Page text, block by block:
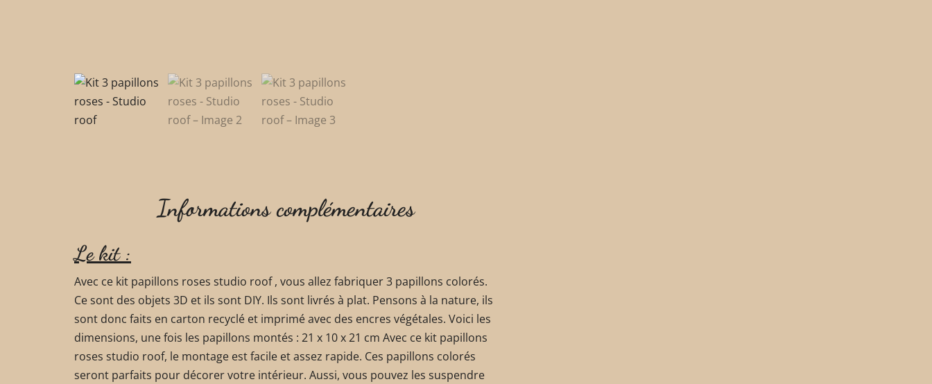
Informations complémentaires
Le kit :
Avec ce kit papillons roses studio roof , vous allez fabriquer 3 papillons colorés.
Ce sont des objets 3D et ils sont DIY. Ils sont livrés à plat. Pensons à la nature, ils
sont donc faits en carton recyclé et imprimé avec des encres végétales. Voici les
dimensions, une fois les papillons montés : 21 x 10 x 21 cm Avec ce kit papillons
roses studio roof, le montage est facile et assez rapide. Ces papillons colorés
seront parfaits pour décorer votre intérieur. Aussi, vous pouvez les suspendre